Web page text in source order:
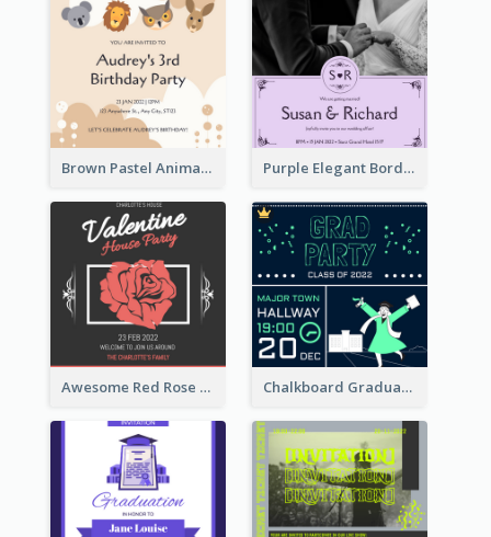
Brown Pastel Animals Cartoon Baby Birthday Invitation Purple Elegant Border With Photo Wedding Invitation
Awesome Red Rose Valentine Celebration Invitation Chalkboard Graduation Party Invitation